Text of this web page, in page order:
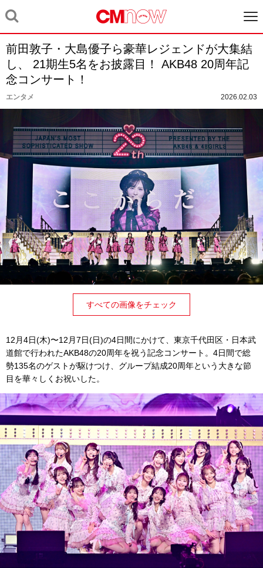
前田敦子・大島優子ら豪華レジェンドが大集結
し、 21期生5名をお披露目！ AKB48 20周年記
念コンサート！
エンタメ 2026.02.03
すべての画像をチェック
12月4日(木)〜12月7日(日)の4日間にかけて、東京千代田区・日本武
道館で行われたAKB48の20周年を祝う記念コンサート。4日間で総
勢135名のゲストが駆けつけ、グループ結成20周年という大きな節
目を華々しくお祝いした。